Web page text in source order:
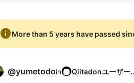
infoMore than 5 years have passed
@yumetodoin